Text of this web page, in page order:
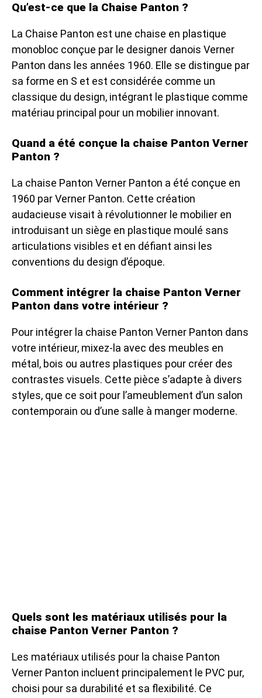
Qu’est-ce que la Chaise Panton ?
La Chaise Panton est une chaise en plastique
monobloc conçue par le designer danois Verner
Panton dans les années 1960. Elle se distingue par
sa forme en S et est considérée comme un
classique du design, intégrant le plastique comme
matériau principal pour un mobilier innovant.
Quand a été conçue la chaise Panton Verner
Panton ?
La chaise Panton Verner Panton a été conçue en
1960 par Verner Panton. Cette création
audacieuse visait à révolutionner le mobilier en
introduisant un siège en plastique moulé sans
articulations visibles et en défiant ainsi les
conventions du design d’époque.
Comment intégrer la chaise Panton Verner
Panton dans votre intérieur ?
Pour intégrer la chaise Panton Verner Panton dans
votre intérieur, mixez-la avec des meubles en
métal, bois ou autres plastiques pour créer des
contrastes visuels. Cette pièce s’adapte à divers
styles, que ce soit pour l’ameublement d’un salon
contemporain ou d’une salle à manger moderne.
Quels sont les matériaux utilisés pour la
chaise Panton Verner Panton ?
Les matériaux utilisés pour la chaise Panton
Verner Panton incluent principalement le PVC pur,
choisi pour sa durabilité et sa flexibilité. Ce